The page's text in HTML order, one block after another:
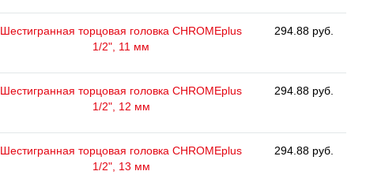
Шестигранная торцовая головка CHROMEplus
1/2", 11 мм
294.88 руб.
Шестигранная торцовая головка CHROMEplus
1/2", 12 мм
294.88 руб.
Шестигранная торцовая головка CHROMEplus
1/2", 13 мм
294.88 руб.